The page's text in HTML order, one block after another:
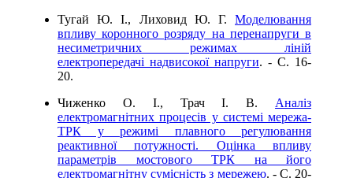
Тугай Ю. І., Лиховид Ю. Г. Моделювання
впливу коронного розряду на перенапруги в
несиметричних режимах ліній
електропередачі надвисокої напруги. - C. 16-
20.
Чиженко О. І., Трач І. В. Аналіз
електромагнітних процесів у системі мережа-
ТРК у режимі плавного регулювання
реактивної потужності. Оцінка впливу
параметрів мостового ТРК на його
електромагнітну сумісність з мережею. - C. 20-